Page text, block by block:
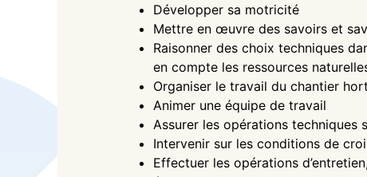
Développer sa motricité
Mettre en œuvre des savoirs et
Raisonner des choix techniques
en compte les ressources
Organiser le travail du chantier
Animer une équipe de travail
Assurer les opérations techniques
Intervenir sur les conditions de
Effectuer les opérations